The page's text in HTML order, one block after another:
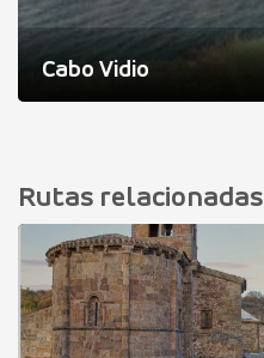
Cabo Vidio
Rutas relacionadas